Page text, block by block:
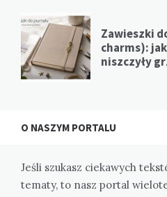
Zawieszki
charms):
niszczyły
O NASZYM PORTALU
Jeśli szukasz ciekawych
tematy, to nasz portal